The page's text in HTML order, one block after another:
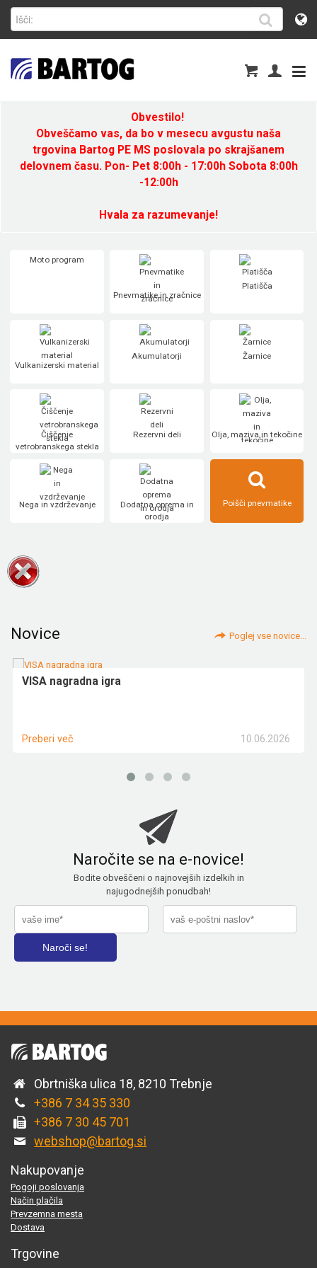
Obvestilo!
Obveščamo vas, da bo v mesecu avgustu naša
trgovina Bartog PE MS poslovala po skrajšanem
delovnem času. Pon- Pet 8:00h - 17:00h Sobota 8:00h
-12:00h
Hvala za razumevanje!
Moto program
Pnevmatike in zračnice
Platišča
Vulkanizerski material
Akumulatorji Žarnice
Čiščenje
vetrobranskega stekla
Rezervni deli Olja, maziva in tekočine
Nega in vzdrževanje
Dodatna oprema in
orodja
Poišči pnevmatike
Novice Poglej vse novice...
VISA nagradna igra
10.06.2026
Preberi več
Naročite se na e-novice!
Bodite obveščeni o najnovejših izdelkih in
najugodnejših ponudbah!
Obrtniška ulica 18, 8210 Trebnje
+386 7 34 35 330
+386 7 30 45 701
webshop@bartog.si
Nakupovanje
Pogoji poslovanja
Način plačila
Prevzemna mesta
Dostava
Trgovine